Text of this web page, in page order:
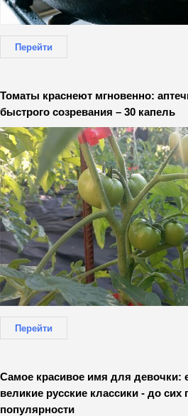
Перейти
Томаты краснеют мгновенно:
быстрого созревания – 30 капель
Перейти
Самое красивое имя для девочки:
великие русские классики - до сих
популярности